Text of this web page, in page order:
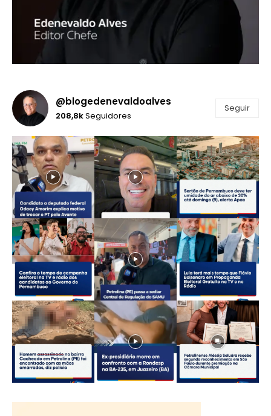
@blogedenevaldoalves
208,8kSeguidores
Seguir